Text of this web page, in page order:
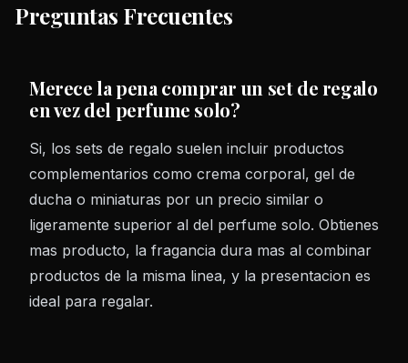
Preguntas Frecuentes
Merece la pena comprar un set de regalo
en vez del perfume solo?
Si, los sets de regalo suelen incluir productos
complementarios como crema corporal, gel de
ducha o miniaturas por un precio similar o
ligeramente superior al del perfume solo. Obtienes
mas producto, la fragancia dura mas al combinar
productos de la misma linea, y la presentacion es
ideal para regalar.